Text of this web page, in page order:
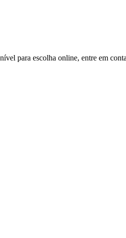
para escolha online, entre em